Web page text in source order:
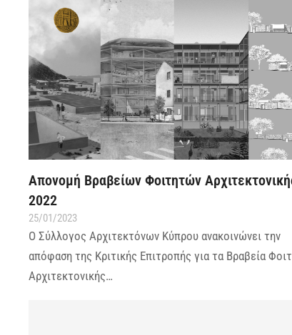
Απονομή Βραβείων Φοιτητών
2022
25/01/2023
Ο Σύλλογος Αρχιτεκτόνων Κύπρου ανακοινώνει την
απόφαση της Κριτικής Επιτροπής για τα Βραβεία
Αρχιτεκτονικής…